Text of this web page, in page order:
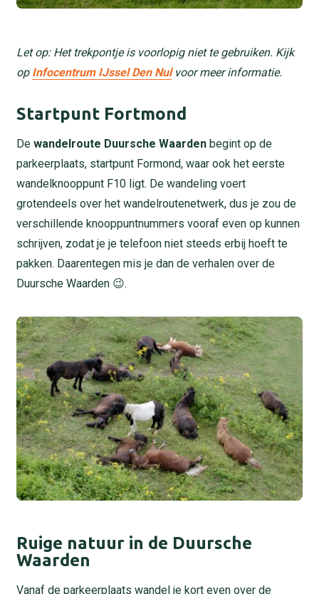
Let op: Het trekpontje is voorlopig niet te gebruiken. Kijk
op Infocentrum IJssel Den Nulvoor meer informatie.
Startpunt Fortmond
De wandelroute Duursche Waarden begint op de
parkeerplaats, startpunt Formond, waar ook het eerste
wandelknooppunt F10 ligt. De wandeling voert
grotendeels over het wandelroutenetwerk, dus je zou de
verschillende knooppuntnummers vooraf even op kunnen
schrijven, zodat je je telefoon niet steeds erbij hoeft te
pakken. Daarentegen mis je dan de verhalen over de
Duursche Waarden 😉.
Ruige natuur in de Duursche
Waarden
Vanaf de parkeerplaats wandel je kort even over de